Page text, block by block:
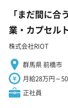
「まだ間に
業・カプセル
株式会社RIOT
群馬県 前橋市
月給28万円～
正社員